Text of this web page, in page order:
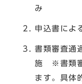
み
申込書によ
書類審査通
施 ※書類審
ます。具体